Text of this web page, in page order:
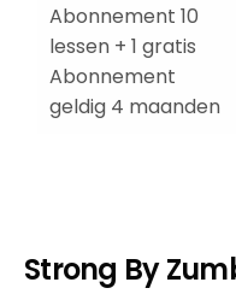
Abonnement 10
lessen + 1 gratis
Abonnement
geldig 4 maanden
Strong By